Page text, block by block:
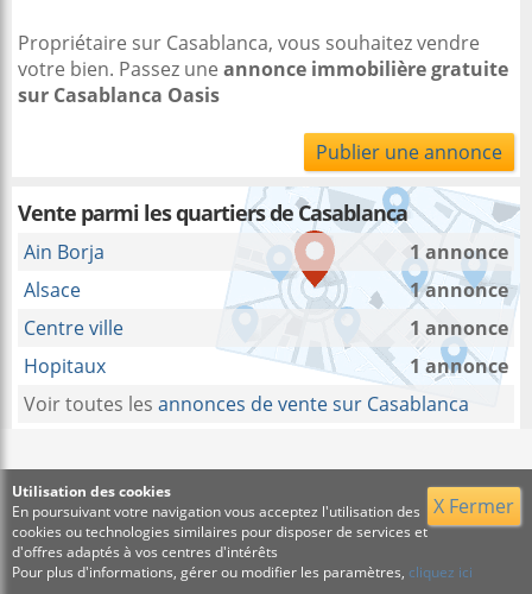
Propriétaire sur Casablanca, vous souhaitez vendre
votre bien. Passez une annonce immobilière gratuite
sur Casablanca Oasis
Publier une annonce
Vente parmi les quartiers de Casablanca
Ain Borja
1 annonce
Alsace
1 annonce
Centre ville
1 annonce
Hopitaux
1 annonce
Voir toutes les annonces de vente sur Casablanca
X Fermer
Utilisation des cookies
En poursuivant votre navigation vous acceptez l'utilisation des
cookies ou technologies similaires pour disposer de services et
d'offres adaptés à vos centres d'intérêts
Pour plus d'informations, gérer ou modifier les paramètres, cliquez ici